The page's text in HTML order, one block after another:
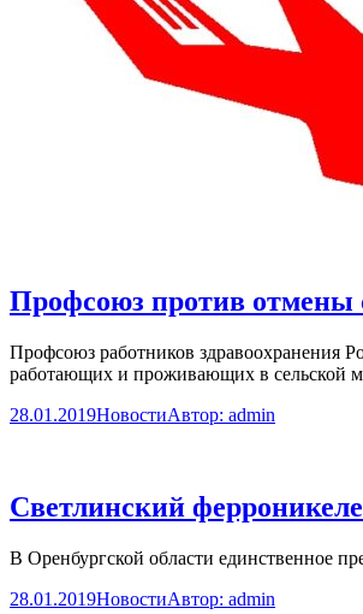
Профсоюз против отмены
Профсоюз работников здравоохранения
работающих и проживающих в сельской
28.01.2019НовостиАвтор: admin
Светлинский
В Оренбургской области единственное
28.01.2019НовостиАвтор: admin